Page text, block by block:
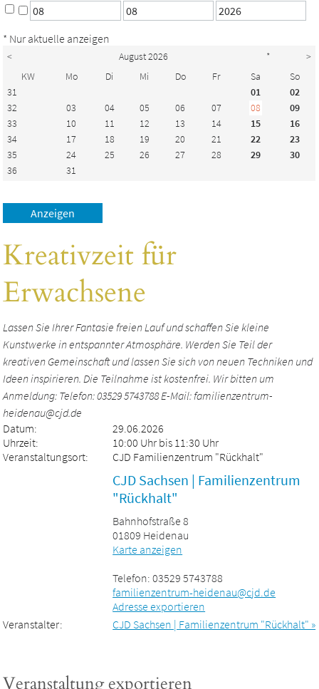
* Nur aktuelle anzeigen
< August 2026 *
>
KW
Mo Di Mi Do Fr Sa
So
31
01
02
32
03 04 05 06 07 08
09
33
10 11 12 13 14 15
16
34
17 18 19 20 21 22
23
35
24 25 26 27 28 29
30
36
31
Kreativzeit für
Erwachsene
Lassen Sie Ihrer Fantasie freien Lauf und schaffen Sie kleine
Kunstwerke in entspannter Atmosphäre. Werden Sie Teil der
kreativen Gemeinschaft und lassen Sie sich von neuen Techniken und
Ideen inspirieren. Die Teilnahme ist kostenfrei. Wir bitten um
Anmeldung: Telefon: 03529 5743788 E-Mail: familienzentrum-
heidenau@cjd.de
Datum:
29.06.2026
Uhrzeit:
10:00 Uhr bis 11:30 Uhr
Veranstaltungsort:
CJD Familienzentrum "Rückhalt"
CJD Sachsen | Familienzentrum
"Rückhalt"
Bahnhofstraße 8
01809 Heidenau
Karte anzeigen
Telefon: 03529 5743788
familienzentrum-heidenau@cjd.de
Adresse exportieren
Veranstalter:
CJD Sachsen | Familienzentrum "Rückhalt" »
Veranstaltung exportieren